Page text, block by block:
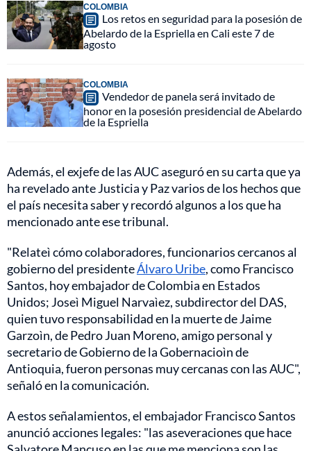
COLOMBIA
Los retos en seguridad para la posesión de
Abelardo de la Espriella en Cali este 7 de
agosto
COLOMBIA
Vendedor de panela será invitado de
honor en la posesión presidencial de Abelardo
de la Espriella
Además, el exjefe de las AUC aseguró en su carta que ya
ha revelado ante Justicia y Paz varios de los hechos que
el país necesita saber y recordó algunos a los que ha
mencionado ante ese tribunal.
"Relateì cómo colaboradores, funcionarios cercanos al
gobierno del presidenteÁlvaro Uribe, como Francisco
Santos, hoy embajador de Colombia en Estados
Unidos; Joseì Miguel Narvaìez, subdirector del DAS,
quien tuvo responsabilidad en la muerte de Jaime
Garzoìn, de Pedro Juan Moreno, amigo personal y
secretario de Gobierno de la Gobernacioìn de
Antioquia, fueron personas muy cercanas con las AUC",
señaló en la comunicación.
A estos señalamientos, el embajador Francisco Santos
anunció acciones legales: "las aseveraciones que hace